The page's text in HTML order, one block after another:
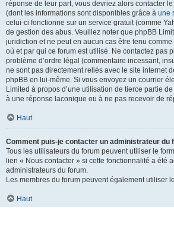
réponse de leur part, vous devriez alors contacter
(dont les informations sont disponibles grâce à une
celui-ci fonctionne sur un service gratuit (comme
de gestion des abus. Veuillez noter que phpBB
juridiction et ne peut en aucun cas être tenu
où et par qui ce forum est utilisé. Ne contactez pas
problème d’ordre légal (commentaire incessant,
ne sont pas directement reliés avec le site internet
phpBB en lui-même. Si vous envoyez un courrier
Limited à propos d’une utilisation de tierce partie
à une réponse laconique ou à ne pas recevoir de
Haut
Comment puis-je contacter un administrateur du
Tous les utilisateurs du forum peuvent utiliser le
lien « Nous contacter » si cette fonctionnalité a été
administrateurs du forum.
Les membres du forum peuvent également utiliser
Haut